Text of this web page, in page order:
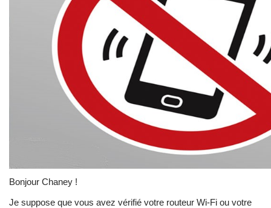
Bonjour Chaney !
Je suppose que vous avez vérifié votre routeur Wi-Fi ou votre